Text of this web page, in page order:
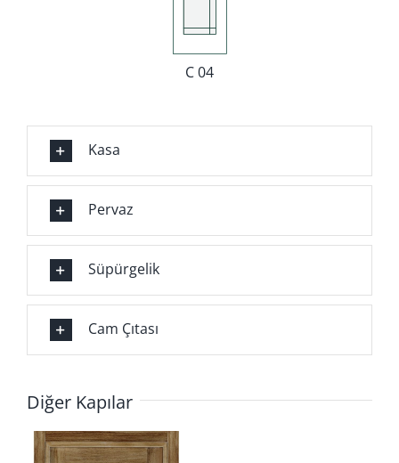
C 04
Kasa
Pervaz
Süpürgelik
Cam Çıtası
Diğer Kapılar